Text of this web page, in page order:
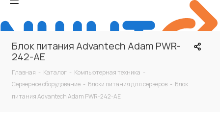
Блок питания Advantech Adam PWR-
242-AE
Главная - Каталог - Компьютерная техника -
Серверное оборудование - Блоки питания для серверов - Блок
питания Advantech Adam PWR-242-AE